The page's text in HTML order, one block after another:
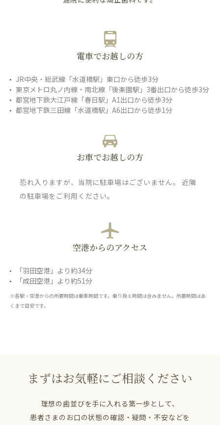
電車でお越しの方
JR中央・総武線「水道橋駅」東口から徒歩3分
東京メトロ丸ノ内線・南北線「後楽園駅」3番出口から徒歩3分
都営地下鉄大江戸線「春日駅」A1出口から徒歩3分
都営地下鉄三田線「水道橋駅」A6出口から徒歩1分
お車でお越しの方
恐れ入りますが、当院に駐車場はございません。 近隣
の駐車場をご利用ください。
空港からのアクセス
「羽田空港」より約34分
「成田空港」より約51分
※各駅・空港からの所要時間は乗車時間です。乗り換え時間は含みません。所要時間はあ
くまで目安です。
まずはお気軽にご相談ください
理想の歯並びを手に入れる第一歩として、
患者さまのお口の状態の確認・疑問・不安などを